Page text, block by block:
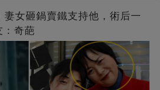
妻女砸鍋賣鐵支持他，術后一
：奇葩